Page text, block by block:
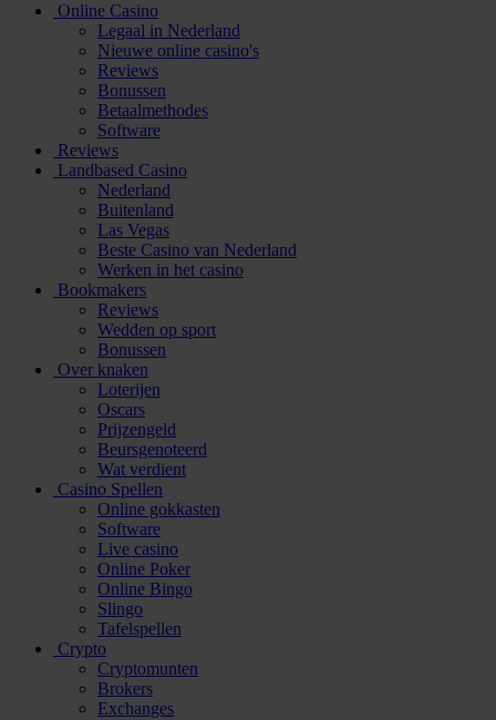
Online Casino
Legaal in Nederland
Nieuwe online casino's
Reviews
Bonussen
Betaalmethodes
Software
Reviews
Landbased Casino
Nederland
Buitenland
Las Vegas
Beste Casino van Nederland
Werken in het casino
Bookmakers
Reviews
Wedden op sport
Bonussen
Over knaken
Loterijen
Oscars
Prijzengeld
Beursgenoteerd
Wat verdient
Casino Spellen
Online gokkasten
Software
Live casino
Online Poker
Online Bingo
Slingo
Tafelspellen
Crypto
Cryptomunten
Brokers
Exchanges